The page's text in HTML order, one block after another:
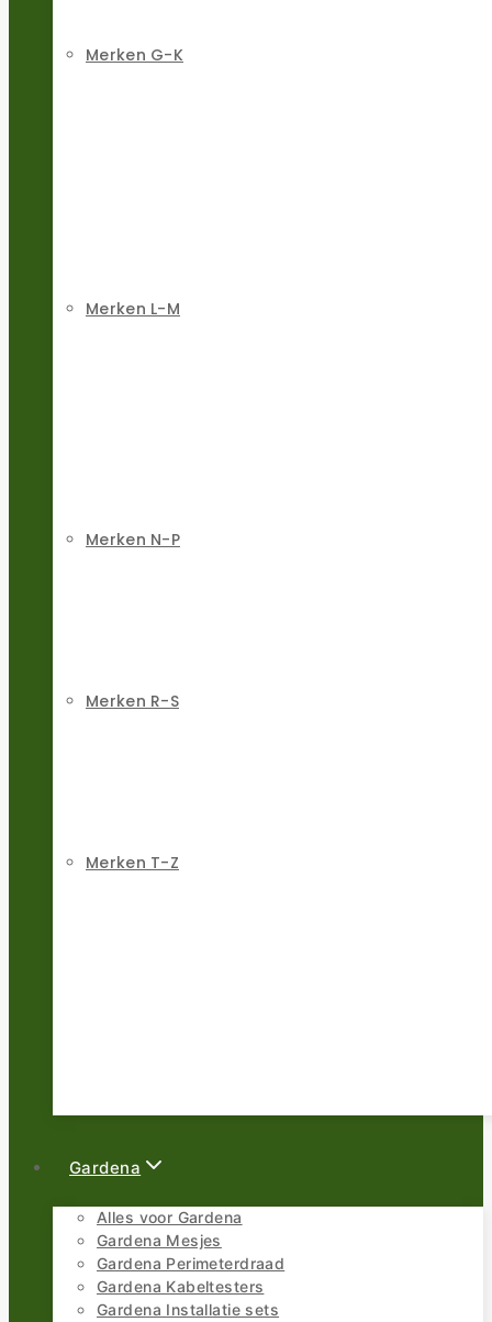
Merken G-K
Merken L-M
Merken N-P
Merken R-S
Merken T-Z
Gardena
Alles voor Gardena
Gardena Mesjes
Gardena Perimeterdraad
Gardena Kabeltesters
Gardena Installatie sets